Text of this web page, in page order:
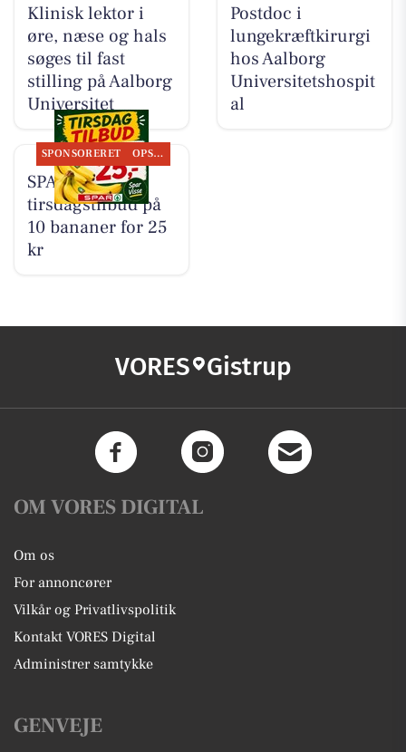
Klinisk lektor i
øre, næse og hals
søges til fast
stilling på Aalborg
Universitet
Postdoc i
lungekræftkirurgi
hos Aalborg
Universitetshospit
al
SPONSORERET OPSLAGSTAVLEN
SPAR Visse har
tirsdagstilbud på
10 bananer for 25
kr
VORES Gistrup
OM VORES DIGITAL
Om os
For annoncører
Vilkår og Privatlivspolitik
Kontakt VORES Digital
Administrer samtykke
GENVEJE